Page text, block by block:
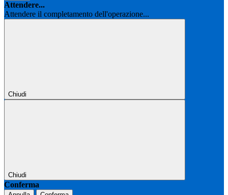
Attendere...
Attendere il completamento dell'operazione...
Chiudi
Chiudi
Conferma